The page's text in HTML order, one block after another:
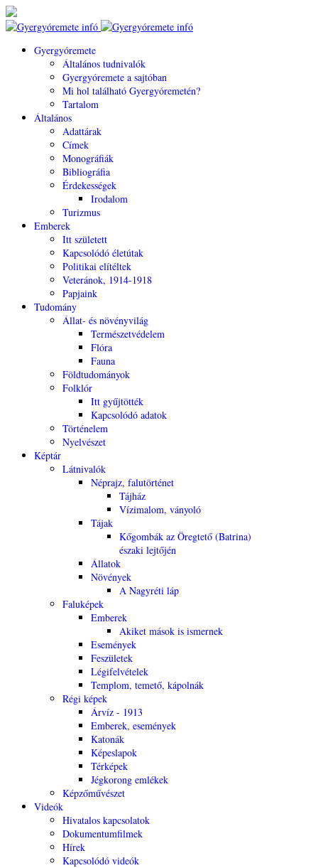
Gyergyóremete
Általános tudnivalók
Gyergyóremete a sajtóban
Mi hol található Gyergyóremetén?
Tartalom
Általános
Adattárak
Címek
Monográfiák
Bibliográfia
Érdekességek
Irodalom
Turizmus
Emberek
Itt született
Kapcsolódó életútak
Politikai elítéltek
Veteránok, 1914-1918
Papjaink
Tudomány
Állat- és növényvilág
Természetvédelem
Flóra
Fauna
Földtudományok
Folklór
Itt gyűjtötték
Kapcsolódó adatok
Történelem
Nyelvészet
Képtár
Látnivalók
Néprajz, falutörténet
Tájház
Vízimalom, ványoló
Tájak
Kőgombák az Öregtető (Batrina)
északi lejtőjén
Állatok
Növények
A Nagyréti láp
Faluképek
Emberek
Akiket mások is ismernek
Események
Feszületek
Légifelvételek
Templom, temető, kápolnák
Régi képek
Árvíz - 1913
Emberek, események
Katonák
Képeslapok
Térképek
Jégkorong emlékek
Képzőművészet
Videók
Hivatalos kapcsolatok
Dokumentumfilmek
Hírek
Kapcsolódó videók